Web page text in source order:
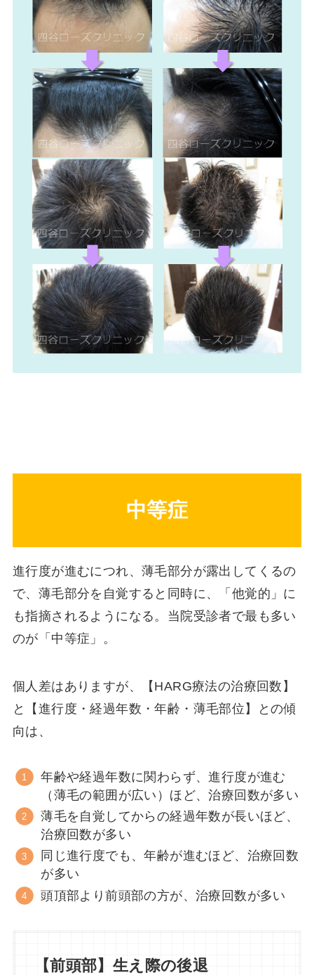
中等症
進行度が進むにつれ、薄毛部分が露出してくるの
で、薄毛部分を自覚すると同時に、「他覚的」に
も指摘されるようになる。当院受診者で最も多い
のが「中等症」。
個人差はありますが、【HARG療法の治療回数】
と【進行度・経過年数・年齢・薄毛部位】との傾
向は、
年齢や経過年数に関わらず、進行度が進む
（薄毛の範囲が広い）ほど、治療回数が多い
薄毛を自覚してからの経過年数が長いほど、
治療回数が多い
同じ進行度でも、年齢が進むほど、治療回数
が多い
頭頂部より前頭部の方が、治療回数が多い
【前頭部】生え際の後退